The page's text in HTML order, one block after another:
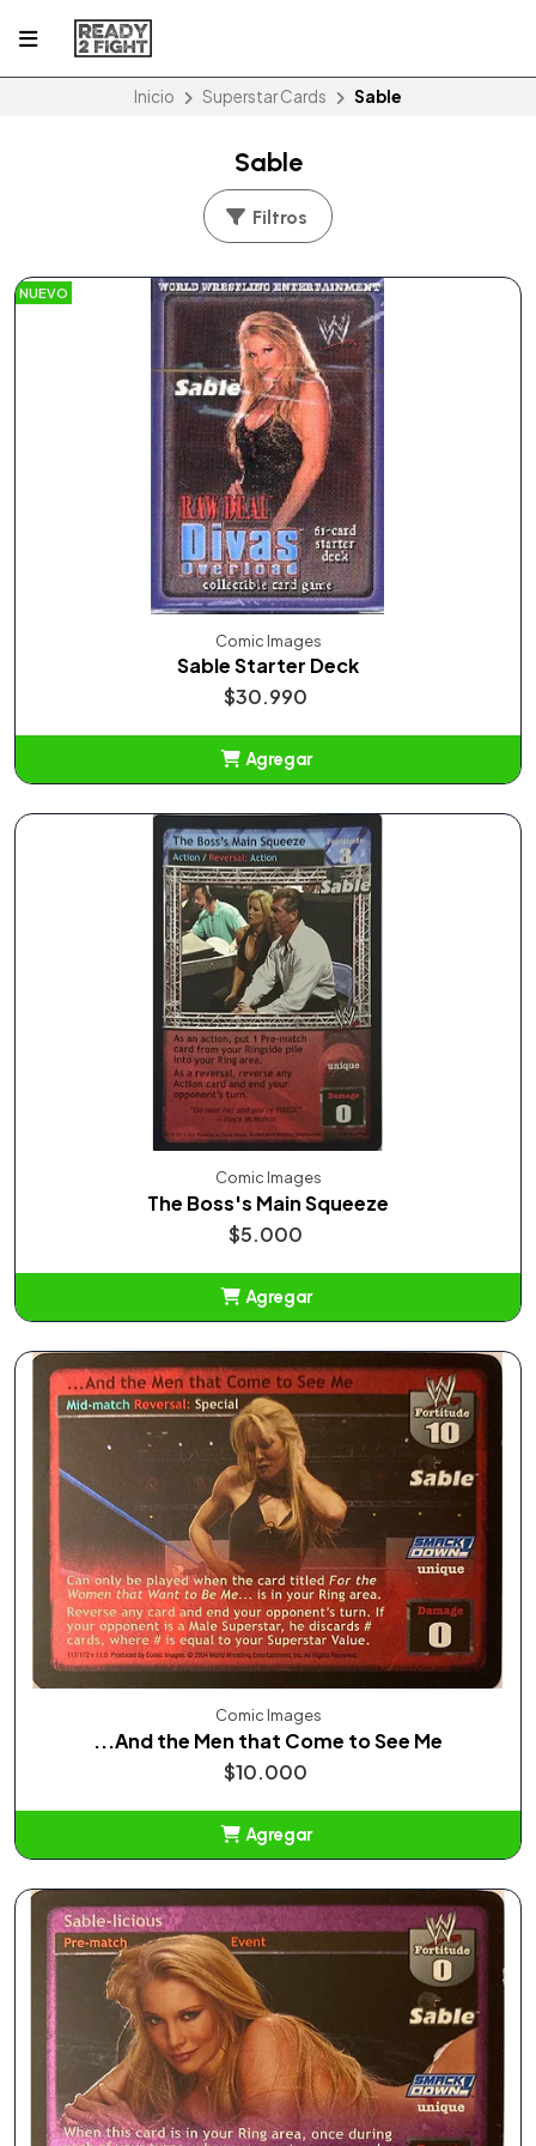
Inicio Superstar Cards Sable
Sable
Filtros
NUEVO
Comic Images
Sable Starter Deck
$30.990
Agregar
Comic Images
The Boss's Main Squeeze
$5.000
Agregar
Comic Images
...And the Men that Come to See Me
$10.000
Agregar